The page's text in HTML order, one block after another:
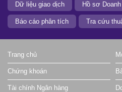
Dữ liệu giao dịch Hồ sơ
Báo cáo phân tích Tra cứu
Trang chủ
Chứng khoán
Tài chính Ngân hàng